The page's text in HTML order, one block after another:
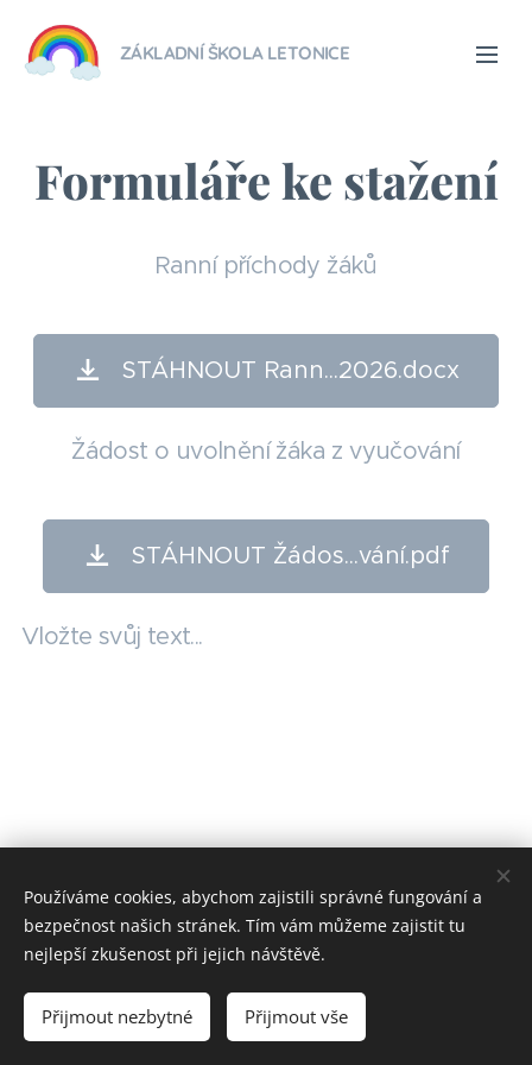
ZÁKLADNÍ ŠKOLA LETONICE
Formuláře ke stažení
Ranní příchody žáků
STÁHNOUT Rann...2026.docx
Žádost o uvolnění žáka z vyučování
STÁHNOUT Žádos...vání.pdf
Vložte svůj text...
Cookies
Používáme cookies, abychom zajistili správné fungování a
bezpečnost našich stránek. Tím vám můžeme zajistit tu
nejlepší zkušenost při jejich návštěvě.
Přijmout nezbytné Přijmout vše